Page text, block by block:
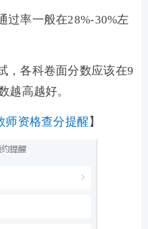
过率一般在28%-30%左
，各科卷面分数应该在9
越高越好。
师资格查分提醒 】